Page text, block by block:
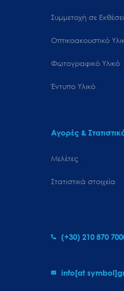
Συμμετοχή σε
Οπτικοακουστικό
Φωτογραφικό Υλικό
Έντυπο Υλικό
Αγορές &
Μελέτες
Στατιστικά στοιχεία
(+30) 210 870
info[at